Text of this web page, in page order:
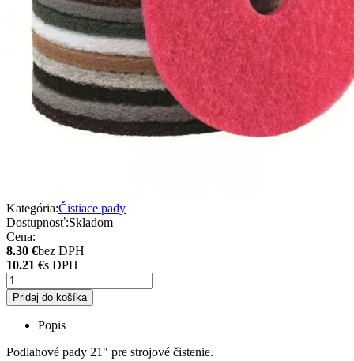
Kategória:Čistiace pady
Dostupnosť:Skladom
Cena:
8.30 €bez DPH
10.21 €s DPH
Pridaj do košíka
Popis
Podlahové pady 21" pre strojové čistenie.